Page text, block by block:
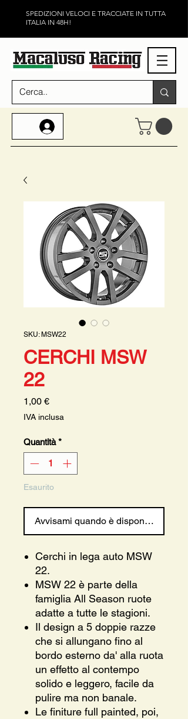
SPEDIZIONI VELOCI E TRACCIATE IN TUTTA
ITALIA IN 48H!
SKU: MSW22
CERCHI MSW
22
1,00 €Prezzo
IVA inclusa
Quantità *
Esaurito
Avvisami quando è disponibile
Cerchi in lega auto MSW
22.
MSW 22 è parte della
famiglia All Season ruote
adatte a tutte le stagioni.
Il design a 5 doppie razze
che si allungano fino al
bordo esterno da' alla ruota
un effetto al contempo
solido e leggero, facile da
pulire ma non banale.
Le finiture full painted, poi,